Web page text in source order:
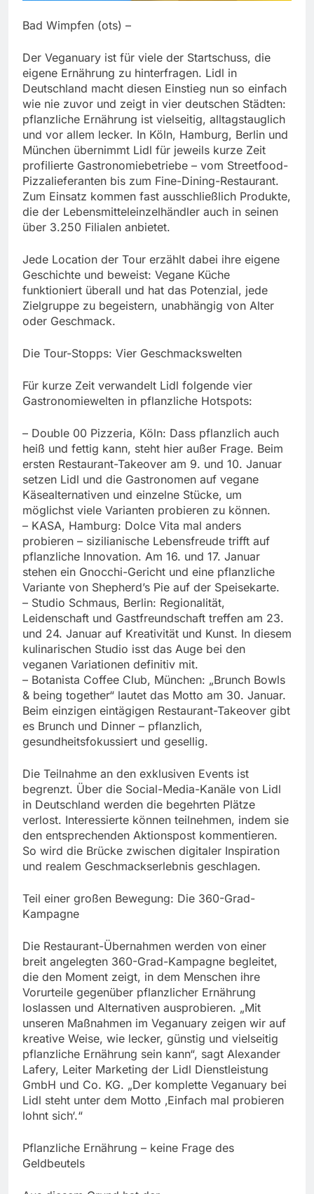
Bad Wimpfen (ots) –
Der Veganuary ist für viele der Startschuss, die
eigene Ernährung zu hinterfragen. Lidl in
Deutschland macht diesen Einstieg nun so einfach
wie nie zuvor und zeigt in vier deutschen Städten:
pflanzliche Ernährung ist vielseitig, alltagstauglich
und vor allem lecker. In Köln, Hamburg, Berlin und
München übernimmt Lidl für jeweils kurze Zeit
profilierte Gastronomiebetriebe – vom Streetfood-
Pizzalieferanten bis zum Fine-Dining-Restaurant.
Zum Einsatz kommen fast ausschließlich Produkte,
die der Lebensmitteleinzelhändler auch in seinen
über 3.250 Filialen anbietet.
Jede Location der Tour erzählt dabei ihre eigene
Geschichte und beweist: Vegane Küche
funktioniert überall und hat das Potenzial, jede
Zielgruppe zu begeistern, unabhängig von Alter
oder Geschmack.
Die Tour-Stopps: Vier Geschmackswelten
Für kurze Zeit verwandelt Lidl folgende vier
Gastronomiewelten in pflanzliche Hotspots:
– Double 00 Pizzeria, Köln: Dass pflanzlich auch
heiß und fettig kann, steht hier außer Frage. Beim
ersten Restaurant-Takeover am 9. und 10. Januar
setzen Lidl und die Gastronomen auf vegane
Käsealternativen und einzelne Stücke, um
möglichst viele Varianten probieren zu können.
– KASA, Hamburg: Dolce Vita mal anders
probieren – sizilianische Lebensfreude trifft auf
pflanzliche Innovation. Am 16. und 17. Januar
stehen ein Gnocchi-Gericht und eine pflanzliche
Variante von Shepherd’s Pie auf der Speisekarte.
– Studio Schmaus, Berlin: Regionalität,
Leidenschaft und Gastfreundschaft treffen am 23.
und 24. Januar auf Kreativität und Kunst. In diesem
kulinarischen Studio isst das Auge bei den
veganen Variationen definitiv mit.
– Botanista Coffee Club, München: „Brunch Bowls
& being together“ lautet das Motto am 30. Januar.
Beim einzigen eintägigen Restaurant-Takeover gibt
es Brunch und Dinner – pflanzlich,
gesundheitsfokussiert und gesellig.
Die Teilnahme an den exklusiven Events ist
begrenzt. Über die Social-Media-Kanäle von Lidl
in Deutschland werden die begehrten Plätze
verlost. Interessierte können teilnehmen, indem sie
den entsprechenden Aktionspost kommentieren.
So wird die Brücke zwischen digitaler Inspiration
und realem Geschmackserlebnis geschlagen.
Teil einer großen Bewegung: Die 360-Grad-
Kampagne
Die Restaurant-Übernahmen werden von einer
breit angelegten 360-Grad-Kampagne begleitet,
die den Moment zeigt, in dem Menschen ihre
Vorurteile gegenüber pflanzlicher Ernährung
loslassen und Alternativen ausprobieren. „Mit
unseren Maßnahmen im Veganuary zeigen wir auf
kreative Weise, wie lecker, günstig und vielseitig
pflanzliche Ernährung sein kann“, sagt Alexander
Lafery, Leiter Marketing der Lidl Dienstleistung
GmbH und Co. KG. „Der komplette Veganuary bei
Lidl steht unter dem Motto ‚Einfach mal probieren
lohnt sich‘.“
Pflanzliche Ernährung – keine Frage des
Geldbeutels